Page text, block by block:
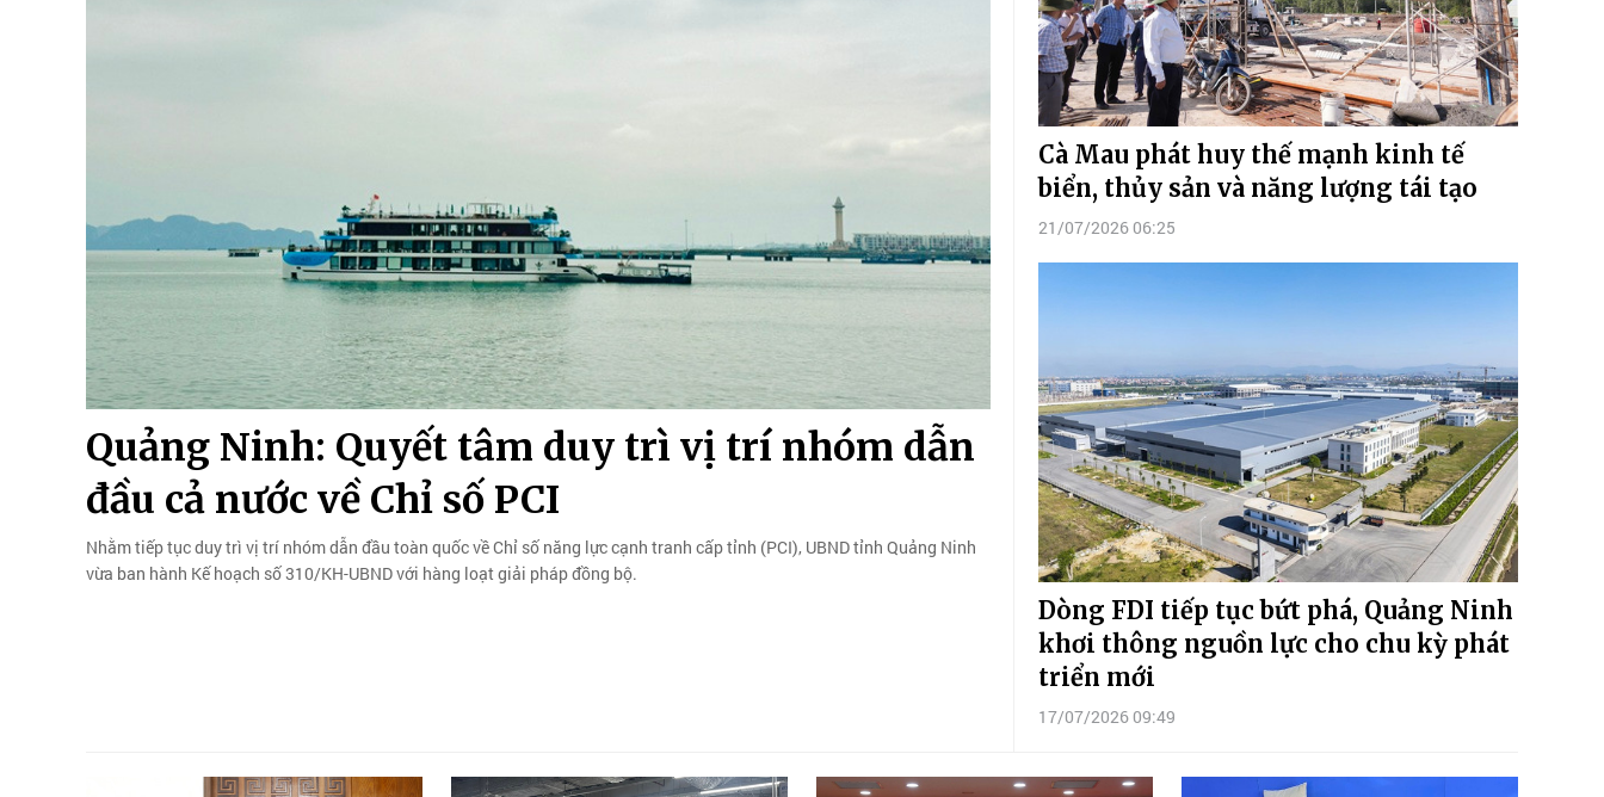
Quảng Ninh: Quyết tâm duy trì vị trí nhóm dẫn
đầu cả nước về Chỉ số PCI
Nhằm tiếp tục duy trì vị trí nhóm dẫn đầu toàn quốc về Chỉ số năng lực cạnh tranh cấp tỉnh (PCI), UBND tỉnh Quảng Ninh
vừa ban hành Kế hoạch số 310/KH-UBND với hàng loạt giải pháp đồng bộ.
Cà Mau phát huy thế mạnh kinh tế
biển, thủy sản và năng lượng tái tạo
21/07/2026 06:25
Dòng FDI tiếp tục bứt phá, Quảng Ninh
khơi thông nguồn lực cho chu kỳ phát
triển mới
17/07/2026 09:49